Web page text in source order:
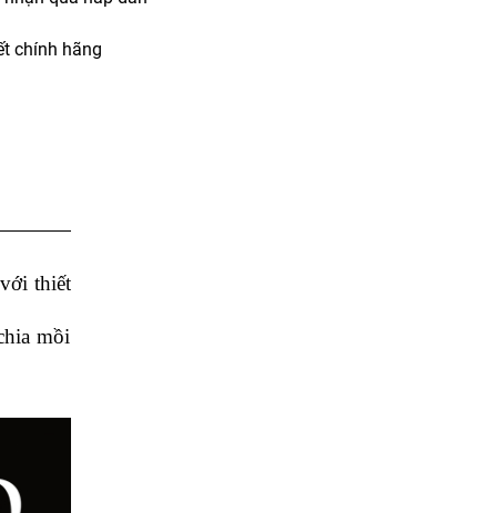
chính hãng
thiết
mồi